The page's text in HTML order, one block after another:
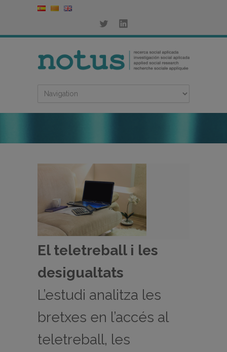
El teletreball i les
desigualtats
L’estudi analitza les
bretxes en l’accés al
teletreball, les